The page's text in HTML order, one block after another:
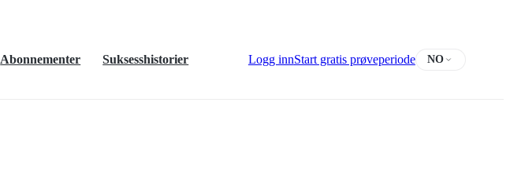
Abonnementer Suksesshistorier Logg innStart gratis prøveperiode NO